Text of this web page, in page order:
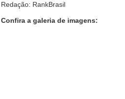
Redação: RankBrasil
Confira a galeria de imagens: